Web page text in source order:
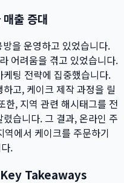
출 증대
을 운영하고 있었습니다.
어려움을 겪고 있었습니다.
팅 전략에 집중했습니다.
고, 케이크 제작 과정을 릴
한, 지역 관련 해시태그를 전
습니다. 그 결과, 온라인 주
에서 케이크를 주문하기
.
Key Takeaways